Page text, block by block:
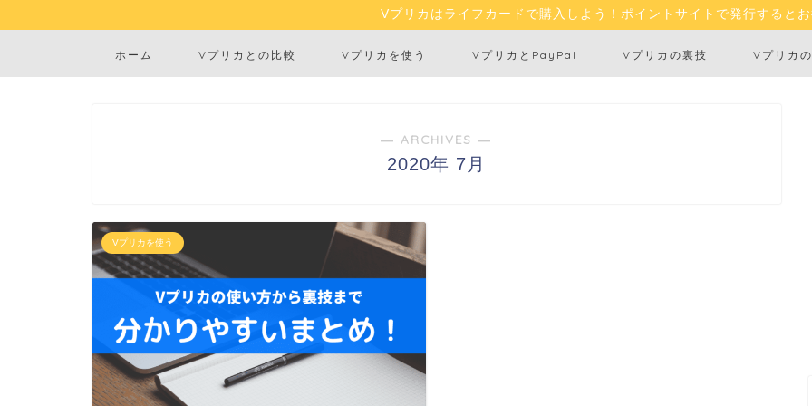
Vプリカはライフカードで購入しよう！ポイントサイトで発行するとお
ホーム Vプリカとの比較 Vプリカを使う VプリカとPayPal Vプリカの裏技 Vプリカ
― ARCHIVES ―
2020年 7月
Vプリカを使う